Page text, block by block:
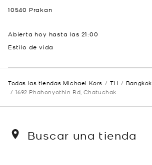
10540 Prakan
Abierta hoy hasta las 21:00
Estilo de vida
Todas las tiendas Michael Kors TH Bangkok
1692 Phahonyothin Rd, Chatuchak
Buscar una tienda